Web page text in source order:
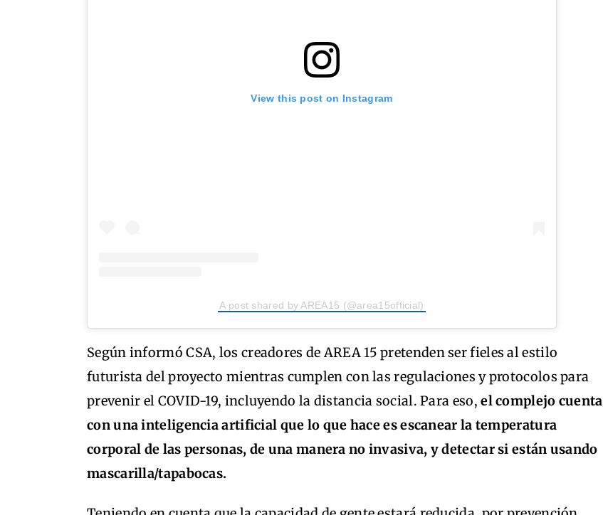
View this post on Instagram
A post shared by AREA15 (@area15official)
Según informó CSA, los creadores de AREA 15 pretenden ser fieles al estilo
futurista del proyecto mientras cumplen con las regulaciones y protocolos para
prevenir el COVID-19, incluyendo la distancia social. Para eso,el complejo cuenta
con una inteligencia artificial que lo que hace es escanear la temperatura
corporal de las personas, de una manera no invasiva, y detectar si están usando
mascarilla/tapabocas.